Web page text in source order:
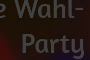
Wahl-
Party